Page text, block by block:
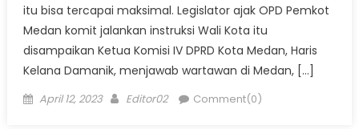
itu bisa tercapai maksimal. Legislator ajak OPD Pemkot
Medan komit jalankan instruksi Wali Kota itu
disampaikan Ketua Komisi IV DPRD Kota Medan, Haris
Kelana Damanik, menjawab wartawan di Medan, […]
Posted
April 12, 2023 Author
Editor02 Comment(0)